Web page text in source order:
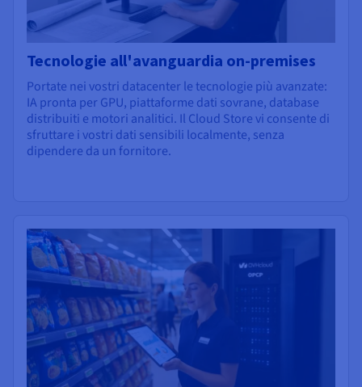
Tecnologie all'avanguardia on-premises
Portate nei vostri datacenter le tecnologie più avanzate:
IA pronta per GPU, piattaforme dati sovrane, database
distribuiti e motori analitici. Il Cloud Store vi consente di
sfruttare i vostri dati sensibili localmente, senza
dipendere da un fornitore.